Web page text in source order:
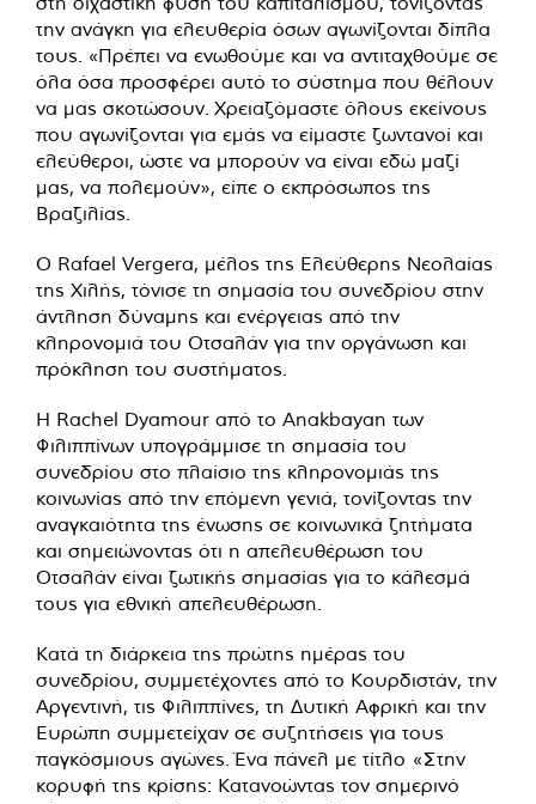
την ανάγκη για ελευθερία όσων αγωνίζονται δίπλα
τους. «Πρέπει να ενωθούμε και να αντιταχθούμε σε
όλα όσα προσφέρει αυτό το σύστημα που θέλουν
να μας σκοτώσουν. Χρειαζόμαστε όλους εκείνους
που αγωνίζονται για εμάς να είμαστε ζωντανοί και
ελεύθεροι, ώστε να μπορούν να είναι εδώ μαζί
μας, να πολεμούν», είπε ο εκπρόσωπος της
Βραζιλίας.
Ο Rafael Vergera, μέλος της Ελεύθερης Νεολαίας
της Χιλής, τόνισε τη σημασία του συνεδρίου στην
άντληση δύναμης και ενέργειας από την
κληρονομιά του Οτσαλάν για την οργάνωση και
πρόκληση του συστήματος.
Η Rachel Dyamour από το Anakbayan των
Φιλιππίνων υπογράμμισε τη σημασία του
συνεδρίου στο πλαίσιο της κληρονομιάς της
κοινωνίας από την επόμενη γενιά, τονίζοντας την
αναγκαιότητα της ένωσης σε κοινωνικά ζητήματα
και σημειώνοντας ότι η απελευθέρωση του
Οτσαλάν είναι ζωτικής σημασίας για το κάλεσμά
τους για εθνική απελευθέρωση.
Κατά τη διάρκεια της πρώτης ημέρας του
συνεδρίου, συμμετέχοντες από το Κουρδιστάν, την
Αργεντινή, τις Φιλιππίνες, τη Δυτική Αφρική και την
Ευρώπη συμμετείχαν σε συζητήσεις για τους
παγκόσμιους αγώνες. Ένα πάνελ με τίτλο «Στην
κορυφή της κρίσης: Κατανοώντας τον σημερινό